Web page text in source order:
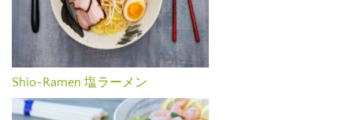
Shio-Ramen 塩ラーメン